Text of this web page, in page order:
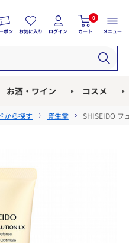
ポン お気に入り ログイン
0
カート メニュー
お酒・ワイン コスメ
から探す 資生堂 SHISEIDO フ